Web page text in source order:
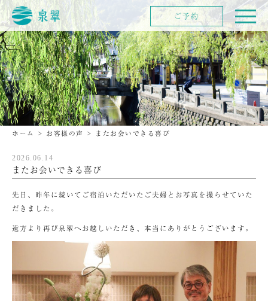
ホーム > お客様の声 > またお会いできる喜び
2026.06.14
またお会いできる喜び
先日、昨年に続いてご宿泊いただいたご夫婦とお写真を撮らせていた
だきました。
遠方より再び泉翠へお越しいただき、本当にありがとうございます。
ご予約